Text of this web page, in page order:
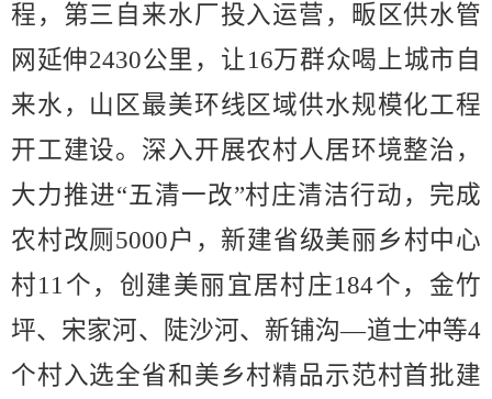
程，第三自来水厂投入运营，畈区供水管
网延伸2430公里，让 16万群众喝上城市自
来水，山区最美环线区域供水规模化工程
开工建设。深入开展农村人居环境整治，
大力推进“五清一改”村庄清洁行动，完成
农村改厕5000户，新建省级美丽乡村中心
村11 个，创建美丽宜居村庄184个，金竹
坪、宋家河、陡沙河、新铺沟—道士冲等4
个村入选全省和美乡村精品示范村首批建